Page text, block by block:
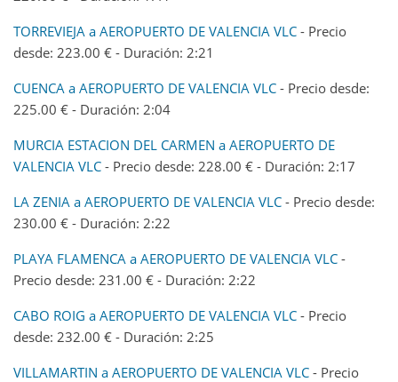
TORREVIEJA a AEROPUERTO DE VALENCIA VLC - Precio
desde: 223.00 € - Duración: 2:21
CUENCA a AEROPUERTO DE VALENCIA VLC - Precio desde:
225.00 € - Duración: 2:04
MURCIA ESTACION DEL CARMEN a AEROPUERTO DE
VALENCIA VLC - Precio desde: 228.00 € - Duración: 2:17
LA ZENIA a AEROPUERTO DE VALENCIA VLC - Precio desde:
230.00 € - Duración: 2:22
PLAYA FLAMENCA a AEROPUERTO DE VALENCIA VLC -
Precio desde: 231.00 € - Duración: 2:22
CABO ROIG a AEROPUERTO DE VALENCIA VLC - Precio
desde: 232.00 € - Duración: 2:25
VILLAMARTIN a AEROPUERTO DE VALENCIA VLC - Precio